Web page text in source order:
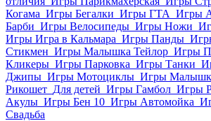
Когама Игры Бегалки Игры ГТА Игры
Барби Игры Велосипеды Игры Ножи
Игры Игра в Кальмара Игры Панды
Стикмен Игры Малышка Тейлор Игры
Кликеры Игры Парковка Игры Танки
Джипы Игры Мотоциклы Игры
Рикошет Для детей Игры Гамбол Игры
Акулы Игры Бен 10 Игры Автомойка
Свадьба